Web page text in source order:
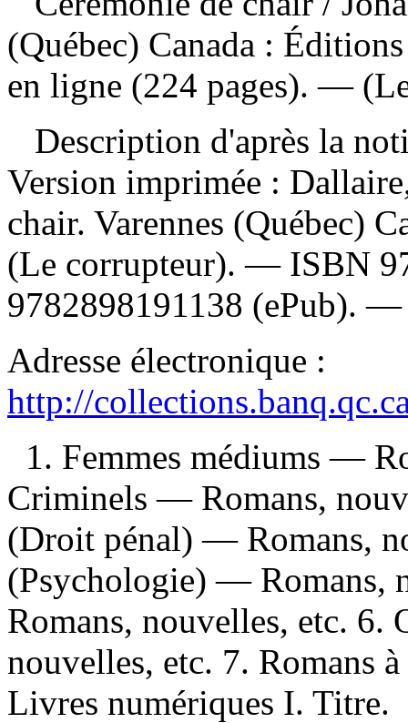
(Québec) Canada :
en ligne (224 pages). —
Description d'après la
Version imprimée :
chair. Varennes (Québec)
(Le corrupteur). — ISBN
9782898191138 (ePub).
Adresse électronique :
http://
1. Femmes médiums —
Criminels — Romans,
(Droit pénal) — Romans,
(Psychologie) — Romans,
Romans, nouvelles, etc.
nouvelles, etc. 7. Romans
Livres numériques I. Titre.